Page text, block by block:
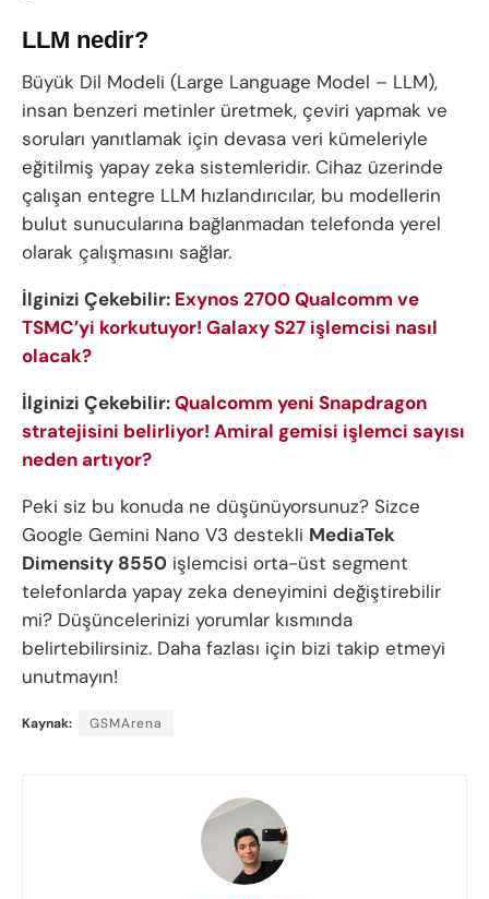
LLM nedir?
Büyük Dil Modeli (Large Language Model – LLM),
insan benzeri metinler üretmek, çeviri yapmak ve
soruları yanıtlamak için devasa veri kümeleriyle
eğitilmiş yapay zeka sistemleridir. Cihaz üzerinde
çalışan entegre LLM hızlandırıcılar, bu modellerin
bulut sunucularına bağlanmadan telefonda yerel
olarak çalışmasını sağlar.
İlginizi Çekebilir: Exynos 2700 Qualcomm ve
TSMC’yi korkutuyor! Galaxy S27 işlemcisi nasıl
olacak?
İlginizi Çekebilir:Qualcomm yeni Snapdragon
stratejisini belirliyor! Amiral gemisi işlemci sayısı
neden artıyor?
Peki siz bu konuda ne düşünüyorsunuz? Sizce
Google Gemini Nano V3 destekli MediaTek
Dimensity 8550 işlemcisi orta-üst segment
telefonlarda yapay zeka deneyimini değiştirebilir
mi? Düşüncelerinizi yorumlar kısmında
belirtebilirsiniz. Daha fazlası için bizi takip etmeyi
unutmayın!
Kaynak: GSMArena